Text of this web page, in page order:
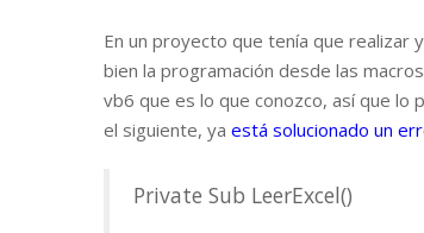
En un proyecto que tenía que realizar
bien la programación desde las
vb6 que es lo que conozco, así que
el siguiente, ya está solucionado un
Private Sub LeerExcel()